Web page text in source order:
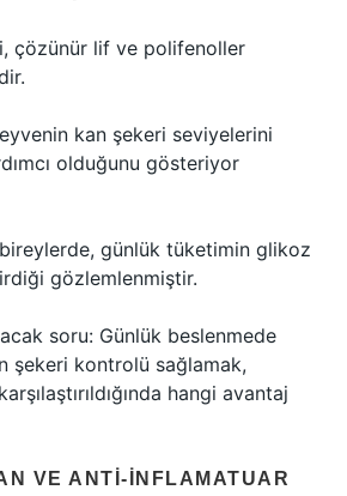
çözünür lif ve polifenoller
kan şekeri seviyelerini
olduğunu gösteriyor
günlük tüketimin glikoz
gözlemlenmiştir.
soru: Günlük beslenmede
şekeri kontrolü sağlamak,
hangi avantaj
VE ANTI-INFLAMATUAR